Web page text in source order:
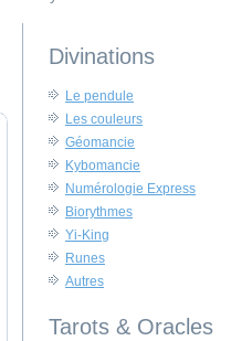
Divinations
Le pendule
Les couleurs
Géomancie
Kybomancie
Numérologie Express
Biorythmes
Yi-King
Runes
Autres
Tarots & Oracles